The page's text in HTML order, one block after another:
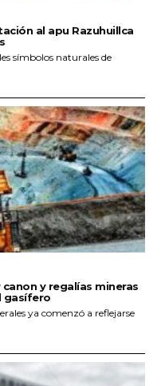
al apu Razuhuillca
símbolos naturales de
y regalías mineras
gasífero
ya comenzó a reflejarse